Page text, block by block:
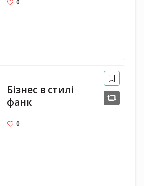
0
Бізнес в стилі
фанк
0